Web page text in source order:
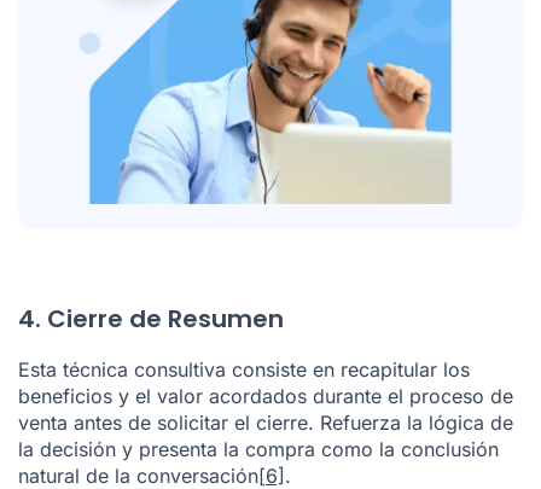
4. Cierre de Resumen
Esta técnica consultiva consiste en recapitular los
beneficios y el valor acordados durante el proceso de
venta antes de solicitar el cierre. Refuerza la lógica de
la decisión y presenta la compra como la conclusión
natural de la conversación[6].